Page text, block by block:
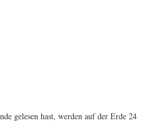
gelesen hast, werden auf der Erde 24